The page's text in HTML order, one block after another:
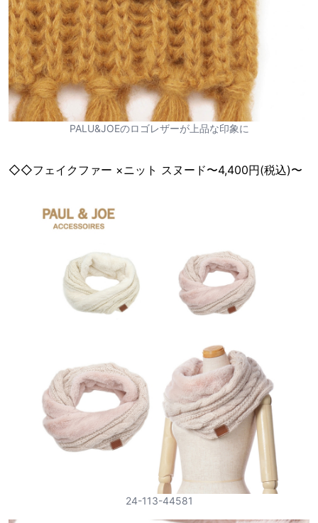
PALU&JOEのロゴレザーが上品な印象に
◇◇フェイクファー ×ニット スヌード〜4,400円(税込)〜
24-113-44581